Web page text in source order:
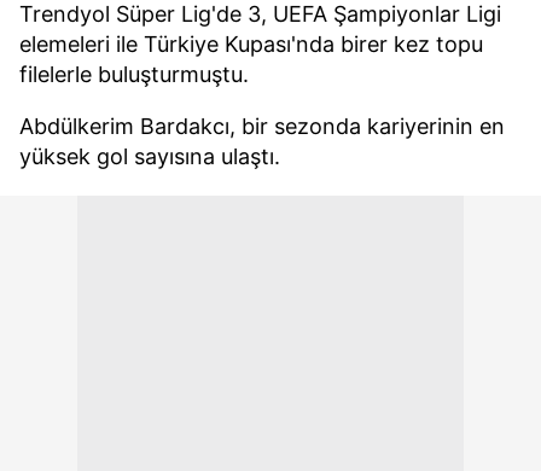
Trendyol Süper Lig'de 3, UEFA Şampiyonlar Ligi
elemeleri ile Türkiye Kupası'nda birer kez topu
filelerle buluşturmuştu.
Abdülkerim Bardakcı, bir sezonda kariyerinin en
yüksek gol sayısına ulaştı.